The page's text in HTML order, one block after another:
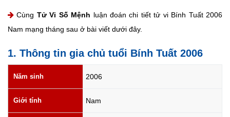
Cùng Tử Vi Số Mệnh luận đoán chi tiết tử vi Bính Tuất 2006
Nam mạng tháng sau ở bài viết dưới đây.
1. Thông tin gia chủ tuổi Bính Tuất 2006
Năm sinh 2006
Giới tính Nam